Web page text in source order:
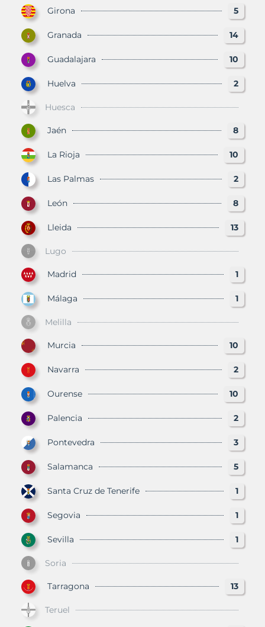
Girona 5
Granada 14
Guadalajara 10
Huelva 2
Huesca
Jaén 8
La Rioja 10
Las Palmas 2
León 8
Lleida 13
Lugo
Madrid 1
Málaga 1
Melilla
Murcia 10
Navarra 2
Ourense 10
Palencia 2
Pontevedra 3
Salamanca 5
Santa Cruz de Tenerife 1
Segovia 1
Sevilla 1
Soria
Tarragona 13
Teruel